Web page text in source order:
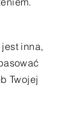
inna,
Twojej